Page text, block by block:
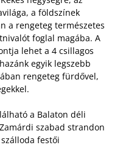
a földszínek
a rengeteg természetes
foglal magába. A
lehet a 4 csillagos
egyik legszebb
rengeteg fürdővel,
a Balaton déli
szabad strandon
festői